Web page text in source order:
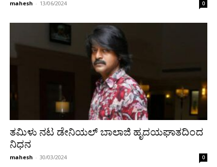
mahesh - 13/06/2024 0
ತಮಿಳು ನಟ ಡೇನಿಯಲ್ ಬಾಲಾಜಿ ಹೃದಯಘಾತದಿಂದ
ನಿಧನ
mahesh - 30/03/2024 0